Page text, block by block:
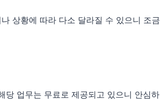
상황에 따라 다소 달라질 수 있으니 조금
당 업무는 무료로 제공되고 있으니 안심하